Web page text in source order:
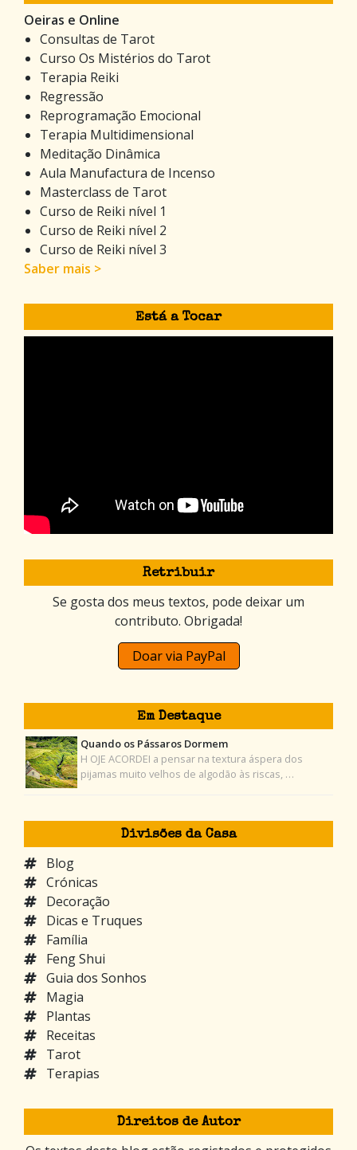
Oeiras e Online
Consultas de Tarot
Curso Os Mistérios do Tarot
Terapia Reiki
Regressão
Reprogramação Emocional
Terapia Multidimensional
Meditação Dinâmica
Aula Manufactura de Incenso
Masterclass de Tarot
Curso de Reiki nível 1
Curso de Reiki nível 2
Curso de Reiki nível 3
Saber mais >
Está a Tocar
Retribuir
Se gosta dos meus textos, pode deixar um
contributo. Obrigada!
Doar via PayPal
Em Destaque
Quando os Pássaros Dormem
H OJE ACORDEI a pensar na textura áspera dos
pijamas muito velhos de algodão às riscas, …
Divisões da Casa
Blog
Crónicas
Decoração
Dicas e Truques
Família
Feng Shui
Guia dos Sonhos
Magia
Plantas
Receitas
Tarot
Terapias
Direitos de Autor